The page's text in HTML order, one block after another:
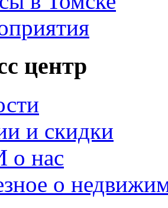
центр
и скидки
нас
о